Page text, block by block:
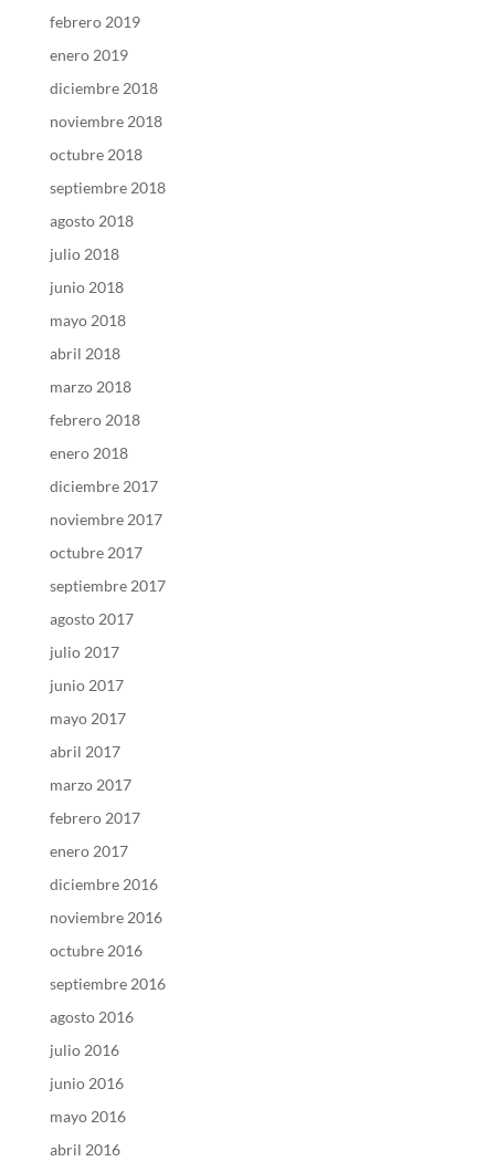
febrero 2019
enero 2019
diciembre 2018
noviembre 2018
octubre 2018
septiembre 2018
agosto 2018
julio 2018
junio 2018
mayo 2018
abril 2018
marzo 2018
febrero 2018
enero 2018
diciembre 2017
noviembre 2017
octubre 2017
septiembre 2017
agosto 2017
julio 2017
junio 2017
mayo 2017
abril 2017
marzo 2017
febrero 2017
enero 2017
diciembre 2016
noviembre 2016
octubre 2016
septiembre 2016
agosto 2016
julio 2016
junio 2016
mayo 2016
abril 2016